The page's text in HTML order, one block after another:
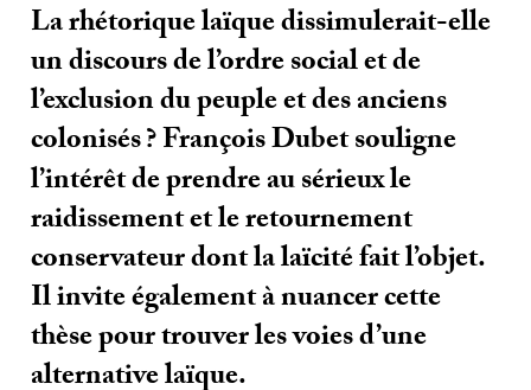
La rhétorique laïque dissimulerait-elle
un discours de l’ordre social et de
l’exclusion du peuple et des anciens
colonisés? François Dubet souligne
l’intérêt de prendre au sérieux le
raidissement et le retournement
conservateur dont la laïcité fait l’objet.
Il invite également à nuancer cette
thèse pour trouver les voies d’une
alternative laïque.